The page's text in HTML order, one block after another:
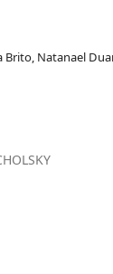
Brito, Natanael